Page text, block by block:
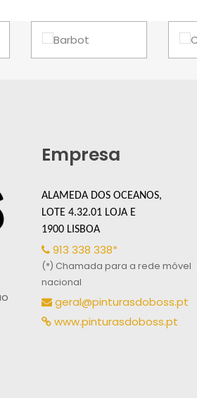
Empresa
ALAMEDA DOS OCEANOS,
LOTE 4.32.01 LOJA E
1900 LISBOA
913 338 338*
(*) Chamada para a rede móvel
nacional
geral@pinturasdoboss.pt
www.pinturasdoboss.pt